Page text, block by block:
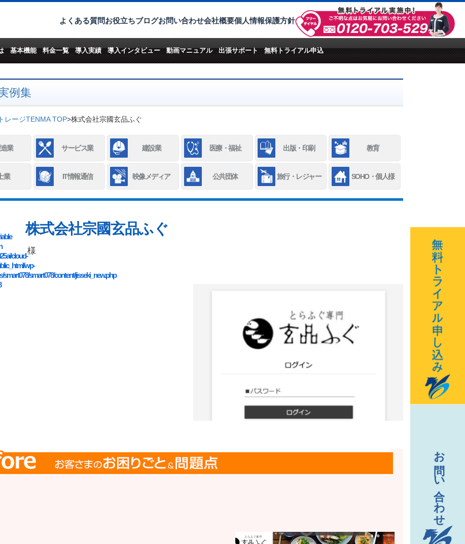
よくある質問お役立ちブログお問い合わせ会社概要個人情報保護方針
基本機能 料金一覧 導入実績 導入インタビュー 動画マニュアル 出張サポート 無料トライアル申込
例集
レージTENMA TOP>株式会社宗國玄品ふぐ
業 サービス業 建設業 医療・福祉 出版・印刷 教育
業 IT情報通信 映像メディア 公共団体 旅行・レジャー SOHO・個人様
cloud-
wp-
smart078/smart078/content/jisseki_new.php
株式会社宗國玄品ふぐ
様